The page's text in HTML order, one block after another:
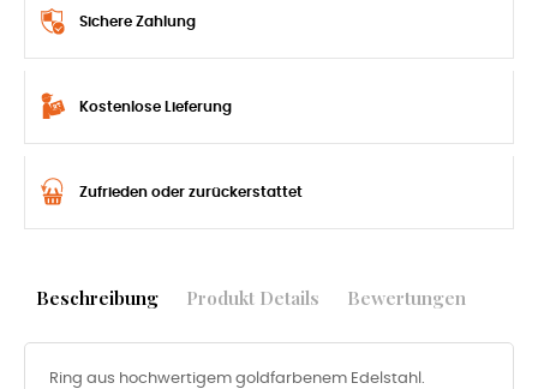
Sichere Zahlung
Kostenlose Lieferung
Zufrieden oder zurückerstattet
Beschreibung Produkt Details Bewertungen
Ring aus hochwertigem goldfarbenem Edelstahl.